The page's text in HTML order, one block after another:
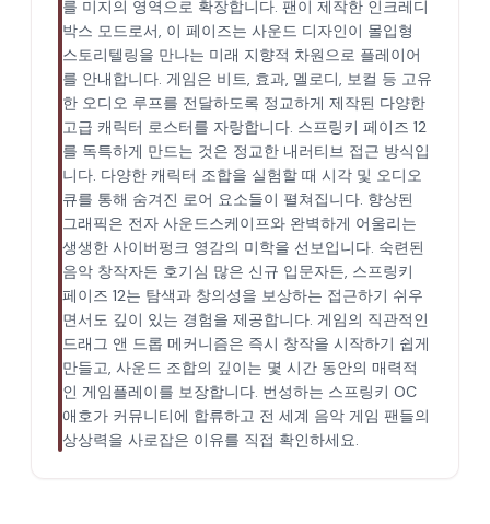
를 미지의 영역으로 확장합니다. 팬이 제작한 인크레디
박스 모드로서, 이 페이즈는 사운드 디자인이 몰입형
스토리텔링을 만나는 미래 지향적 차원으로 플레이어
를 안내합니다. 게임은 비트, 효과, 멜로디, 보컬 등 고유
한 오디오 루프를 전달하도록 정교하게 제작된 다양한
고급 캐릭터 로스터를 자랑합니다. 스프링키 페이즈 12
를 독특하게 만드는 것은 정교한 내러티브 접근 방식입
니다. 다양한 캐릭터 조합을 실험할 때 시각 및 오디오
큐를 통해 숨겨진 로어 요소들이 펼쳐집니다. 향상된
그래픽은 전자 사운드스케이프와 완벽하게 어울리는
생생한 사이버펑크 영감의 미학을 선보입니다. 숙련된
음악 창작자든 호기심 많은 신규 입문자든, 스프링키
페이즈 12는 탐색과 창의성을 보상하는 접근하기 쉬우
면서도 깊이 있는 경험을 제공합니다. 게임의 직관적인
드래그 앤 드롭 메커니즘은 즉시 창작을 시작하기 쉽게
만들고, 사운드 조합의 깊이는 몇 시간 동안의 매력적
인 게임플레이를 보장합니다. 번성하는 스프링키 OC
애호가 커뮤니티에 합류하고 전 세계 음악 게임 팬들의
상상력을 사로잡은 이유를 직접 확인하세요.